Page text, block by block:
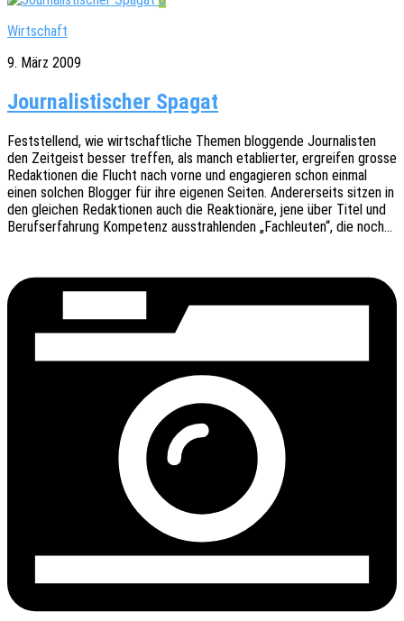
Wirtschaft
9. März 2009
Journalistischer Spagat
Fest­stel­lend, wie wirt­schaft­li­che Themen blog­gen­de Jour­na­lis­ten
den Zeit­geist besser tref­fen, als manch etablier­ter, ergrei­fen grosse
Redak­tio­nen die Flucht nach vorne und enga­gie­ren schon einmal
einen solchen Blog­ger für ihre eige­nen Seiten. Ande­rer­seits sitzen in
den glei­chen Redak­tio­nen auch die Reak­tio­nä­re, jene über Titel und
Berufs­er­fah­rung Kompe­tenz ausstrah­len­den „Fach­leu­ten“, die noch…